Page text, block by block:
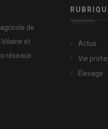
de
Vilaine et
réseaux
Actus
Vie
Élevage